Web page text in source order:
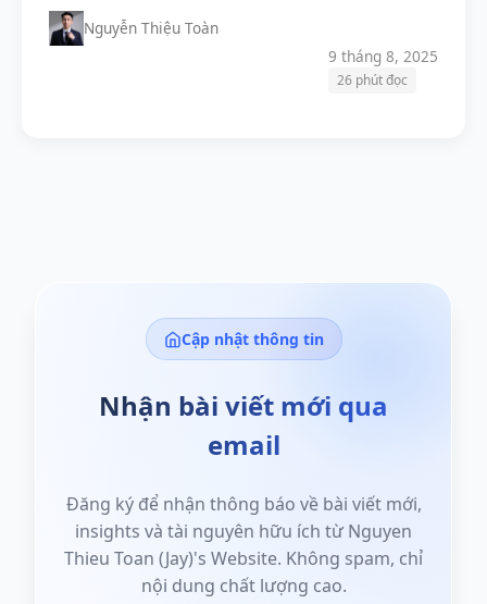
Nguyễn Thiệu Toàn
9 tháng 8, 2025
26 phút đọc
Cập nhật thông tin
Nhận bài viết mới qua
email
Đăng ký để nhận thông báo về bài viết mới,
insights và tài nguyên hữu ích từ Nguyen
Thieu Toan (Jay)'s Website. Không spam, chỉ
nội dung chất lượng cao.